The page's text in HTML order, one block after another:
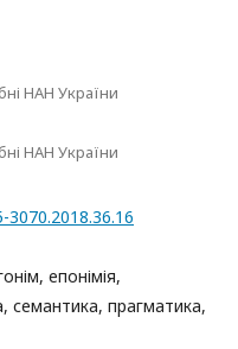
НАН України
НАН України
епонімія,
семантика, прагматика,